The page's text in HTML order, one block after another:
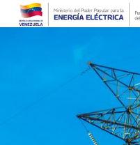
Saltar